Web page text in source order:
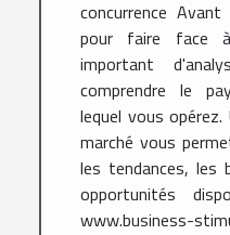
concurrence
pour faire face
important
comprendre le
lequel vous
marché vous
les tendances, les
opportunités
www.business-